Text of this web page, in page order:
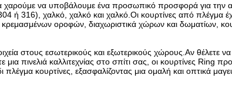
χαρούμε να υποβάλουμε ένα προσωπικό προσφορά για την
ή 316), χαλκό, χαλκό και χαλκό.Οι κουρτίνες από πλέγμα
οροφών, διαχωριστικά χώρων και δωματίων,
στους εσωτερικούς και εξωτερικούς χώρους.Αν θέλετε
πινελιά καλλιτεχνίας στο σπίτι σας, οι κουρτίνες Ring
κουρτίνες, εξασφαλίζοντας μια ομαλή και οπτικά